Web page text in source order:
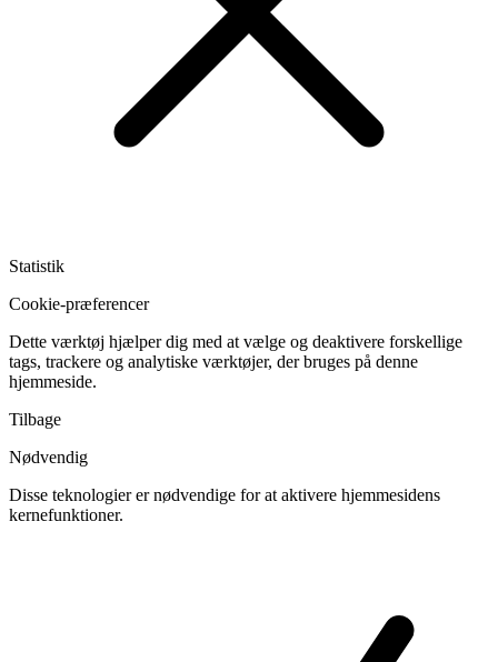
Statistik
Cookie-præferencer
Dette værktøj hjælper dig med at vælge og deaktivere forskellige
tags, trackere og analytiske værktøjer, der bruges på denne
hjemmeside.
Tilbage
Nødvendig
Disse teknologier er nødvendige for at aktivere hjemmesidens
kernefunktioner.